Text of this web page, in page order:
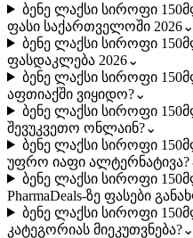
ბენე ლაქსი სიროფი
ფასი საქართველოში 2026⌄
ბენე ლაქსი სიროფი
ფასდაკლება 2026⌄
ბენე ლაქსი სიროფი
აფთიაქში ვიყიდო?⌄
ბენე ლაქსი სიროფი
შევუკვეთო ონლაინ?⌄
ბენე ლაქსი სიროფი
უფრო იაფი ალტერნატივა?
ბენე ლაქსი სიროფი
PharmaDeals-ზე ფასები
ბენე ლაქსი სიროფი
კატეგორიას მიეკუთვნება?⌄